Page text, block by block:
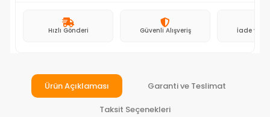
Hızlı Gönderi Güvenli Alışveriş İade ve
Ürün Açıklaması Garanti ve Teslimat
Taksit Seçenekleri